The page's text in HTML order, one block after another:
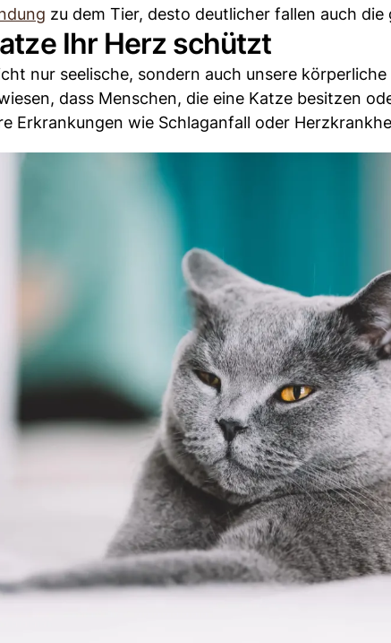
zu dem Tier, desto deutlicher fallen auch
Ihr Herz schützt
nur seelische, sondern auch unsere
dass Menschen, die eine Katze besitzen
Erkrankungen wie Schlaganfall oder